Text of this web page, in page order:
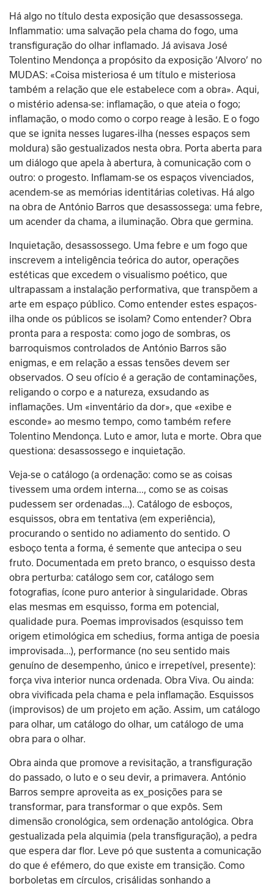
Há algo no título desta exposição que desassossega.
Inflammatio: uma salvação pela chama do fogo, uma
transfiguração do olhar inflamado. Já avisava José
Tolentino Mendonça a propósito da exposição ‘Alvoro’ no
MUDAS: «Coisa misteriosa é um título e misteriosa
também a relação que ele estabelece com a obra». Aqui,
o mistério adensa-se: inflamação, o que ateia o fogo;
inflamação, o modo como o corpo reage à lesão. E o fogo
que se ignita nesses lugares-ilha (nesses espaços sem
moldura) são gestualizados nesta obra. Porta aberta para
um diálogo que apela à abertura, à comunicação com o
outro: o progesto. Inflamam-se os espaços vivenciados,
acendem-se as memórias identitárias coletivas. Há algo
na obra de António Barros que desassossega: uma febre,
um acender da chama, a iluminação. Obra que germina.
Inquietação, desassossego. Uma febre e um fogo que
inscrevem a inteligência teórica do autor, operações
estéticas que excedem o visualismo poético, que
ultrapassam a instalação performativa, que transpõem a
arte em espaço público. Como entender estes espaços-
ilha onde os públicos se isolam? Como entender? Obra
pronta para a resposta: como jogo de sombras, os
barroquismos controlados de António Barros são
enigmas, e em relação a essas tensões devem ser
observados. O seu ofício é a geração de contaminações,
religando o corpo e a natureza, exsudando as
inflamações. Um «inventário da dor», que «exibe e
esconde» ao mesmo tempo, como também refere
Tolentino Mendonça. Luto e amor, luta e morte. Obra que
questiona: desassossego e inquietação.
Veja-se o catálogo (a ordenação: como se as coisas
tivessem uma ordem interna…, como se as coisas
pudessem ser ordenadas…). Catálogo de esboços,
esquissos, obra em tentativa (em experiência),
procurando o sentido no adiamento do sentido. O
esboço tenta a forma, é semente que antecipa o seu
fruto. Documentada em preto branco, o esquisso desta
obra perturba: catálogo sem cor, catálogo sem
fotografias, ícone puro anterior à singularidade. Obras
elas mesmas em esquisso, forma em potencial,
qualidade pura. Poemas improvisados (esquisso tem
origem etimológica em schedius, forma antiga de poesia
improvisada…), performance (no seu sentido mais
genuíno de desempenho, único e irrepetível, presente):
força viva interior nunca ordenada. Obra Viva. Ou ainda:
obra vivificada pela chama e pela inflamação. Esquissos
(improvisos) de um projeto em ação. Assim, um catálogo
para olhar, um catálogo do olhar, um catálogo de uma
obra para o olhar.
Obra ainda que promove a revisitação, a transfiguração
do passado, o luto e o seu devir, a primavera. António
Barros sempre aproveita as ex_posições para se
transformar, para transformar o que expôs. Sem
dimensão cronológica, sem ordenação antológica. Obra
gestualizada pela alquimia (pela transfiguração), a pedra
que espera dar flor. Leve pó que sustenta a comunicação
do que é efémero, do que existe em transição. Como
borboletas em círculos, crisálidas sonhando a